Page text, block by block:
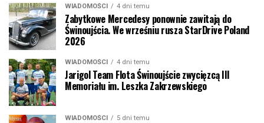
WIADOMOŚCI 4 dni temu
Zabytkowe Mercedesy ponownie zawitają do
Świnoujścia. We wrześniu rusza StarDrive Poland
2026
WIADOMOŚCI 4 dni temu
Jarigol Team Flota Świnoujście zwycięzcą III
Memoriału im. Leszka Zakrzewskiego
WIADOMOŚCI 5 dni temu